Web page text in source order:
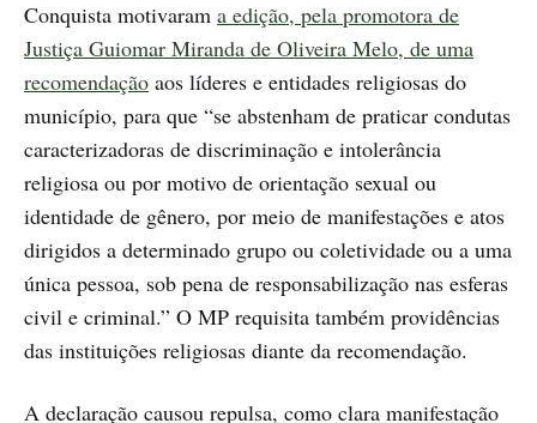
Conquista motivaram a edição, pela promotora de
Justiça Guiomar Miranda de Oliveira Melo, de uma
recomendação aos líderes e entidades religiosas do
município, para que “se abstenham de praticar condutas
caracterizadoras de discriminação e intolerância
religiosa ou por motivo de orientação sexual ou
identidade de gênero, por meio de manifestações e atos
dirigidos a determinado grupo ou coletividade ou a uma
única pessoa, sob pena de responsabilização nas esferas
civil e criminal.” O MP requisita também providências
das instituições religiosas diante da recomendação.
A declaração causou repulsa, como clara manifestação